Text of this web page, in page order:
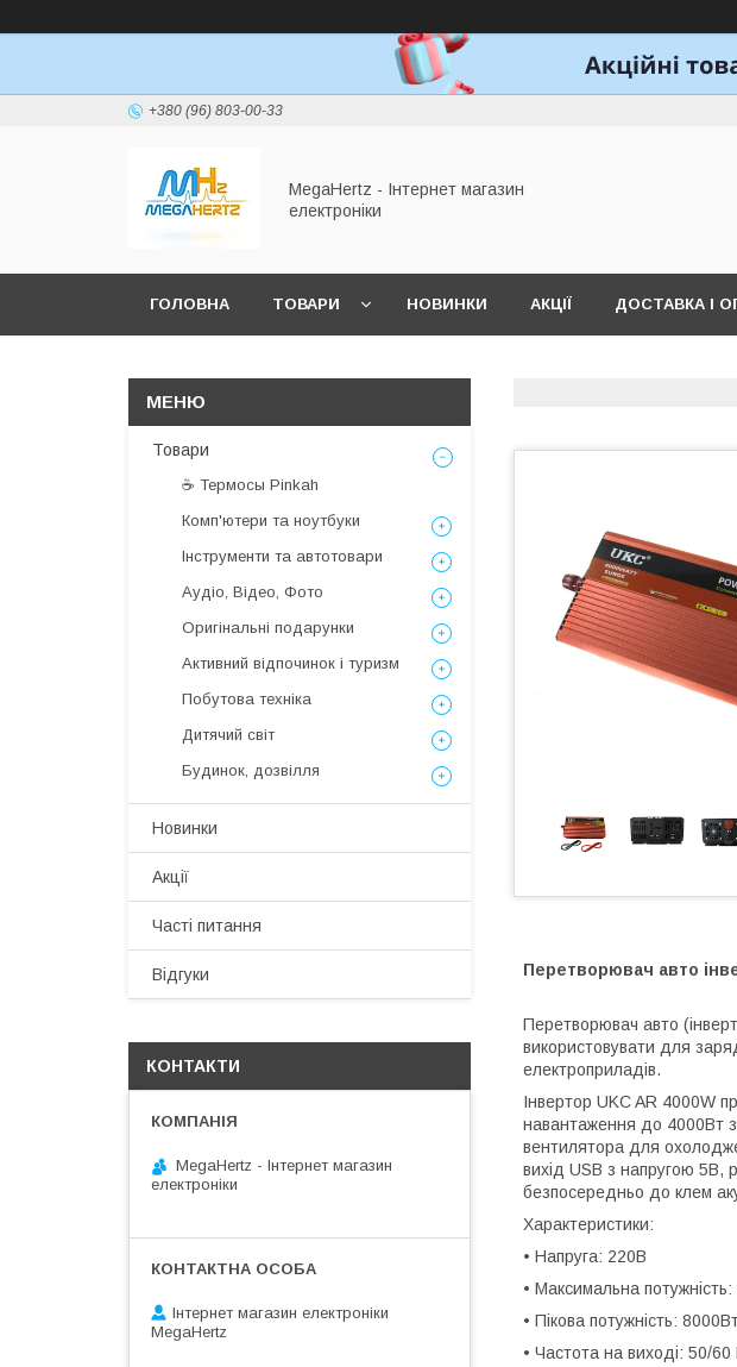
+380 (96) 803-00-33
MegaHertz - Інтернет магазин
електроніки
ГОЛОВНА ТОВАРИ НОВИНКИ АКЦІЇ ДОСТАВКА І
Перетворювач авто
Перетворювач авто
використовувати для
електроприладів.
Інвертор UKC AR 4000W
навантаження до 4000Вт з
вентилятора для
вихід USB з напругою 5В,
безпосередньо до клем
Характеристики:
• Напруга: 220В
• Максимальна
• Пікова потужність:
• Частота на виході: 50/60
Товари
☕ Термосы Pinkah
Комп'ютери та ноутбуки
Інструменти та автотовари
Аудіо, Відео, Фото
Оригінальні подарунки
Активний відпочинок і туризм
Побутова техніка
Дитячий світ
Будинок, дозвілля
Новинки
Акції
Часті питання
Відгуки
КОНТАКТИ
MegaHertz - Інтернет магазин
електроніки
Інтернет магазин електроніки
MegaHertz